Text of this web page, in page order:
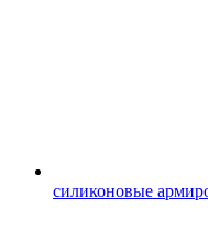
силиконовые